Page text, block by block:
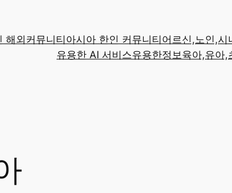
해외커뮤니티 아시아 한인 커뮤니티 어르신,노인,시
유용한 AI 서비스유용한정보육아,유아,